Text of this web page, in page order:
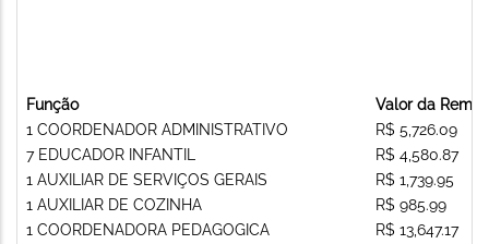
Função
1 COORDENADOR ADMINISTRATIVO
7 EDUCADOR INFANTIL
1 AUXILIAR DE SERVIÇOS GERAIS
1 AUXILIAR DE COZINHA
1 COORDENADORA PEDAGOGICA
Valor da
R$ 5,726.09
R$ 4,580.87
R$ 1,739.95
R$ 985.99
R$ 13,647.17